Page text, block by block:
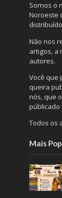
Somos o
Noroeste
Não nos
artigos, a
autores.
Você que
queira
nós, que
públicado
Todos os
Mais